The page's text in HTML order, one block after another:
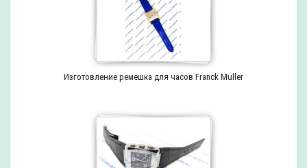
Изготовление ремешка для часов Franck Muller